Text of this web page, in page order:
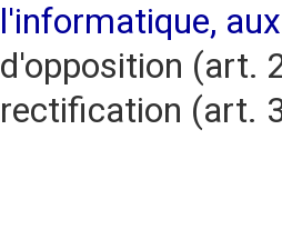
l'informatique,
d'opposition (art.
rectification (art.